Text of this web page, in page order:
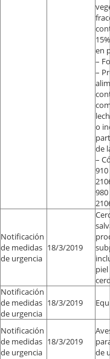
en
–
–
o
de
–
910
980
Notificación
de medidas
de urgencia
18/3/2019
Notificación
de medidas
de urgencia
18/3/2019
Notificación
de medidas
de urgencia
18/3/2019
de